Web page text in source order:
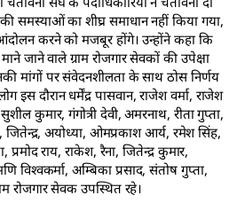
समस्याओं का शीघ्र समाधान नहीं किया गया,
करने को मजबूर होंगे। उन्होंने कहा कि
जाने वाले ग्राम रोजगार सेवकों की उपेक्षा
मांगों पर संवेदनशीलता के साथ ठोस निर्णय
इस दौरान धर्मेंद्र पासवान, राजेश वर्मा, राजेश
कुमार, गंगोत्री देवी, अमरनाथ, रीता गुप्ता,
जितेन्द्र, अयोध्या, ओमप्रकाश आर्य, रमेश सिंह,
राय, राकेश, रैना, जितेन्द्र कुमार,
विश्वकर्मा, अम्बिका प्रसाद, संतोष गुप्ता,
रोजगार सेवक उपस्थित रहे।